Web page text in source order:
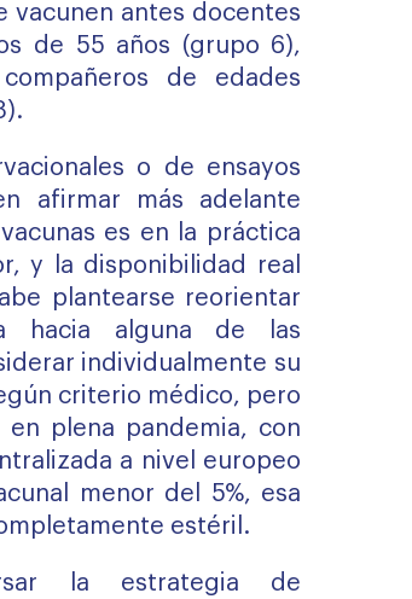
vacunen antes docentes
de 55 años (grupo 6),
de edades
o de ensayos
afirmar más adelante
es en la práctica
y la disponibilidad real
plantearse reorientar
hacia alguna de las
individualmente su
criterio médico, pero
plena pandemia, con
a nivel europeo
menor del 5%, esa
estéril.
la estrategia de